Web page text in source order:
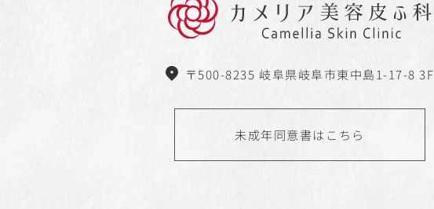
〒500-8235 岐阜県岐阜市東中島1-17-8 3F
未成年同意書はこちら